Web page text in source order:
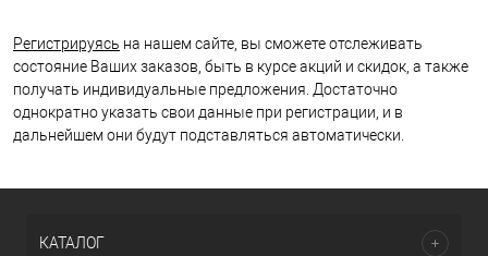
Регистрируясь на нашем сайте, вы сможете отслеживать
состояние Ваших заказов, быть в курсе акций и скидок, а также
получать индивидуальные предложения. Достаточно
однократно указать свои данные при регистрации, и в
дальнейшем они будут подставляться автоматически.
КАТАЛОГ